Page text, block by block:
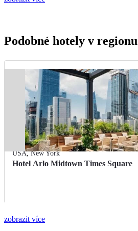
Podobné hotely v regionu
USA,New York
Hotel Arlo Midtown Times Square
zobrazit více